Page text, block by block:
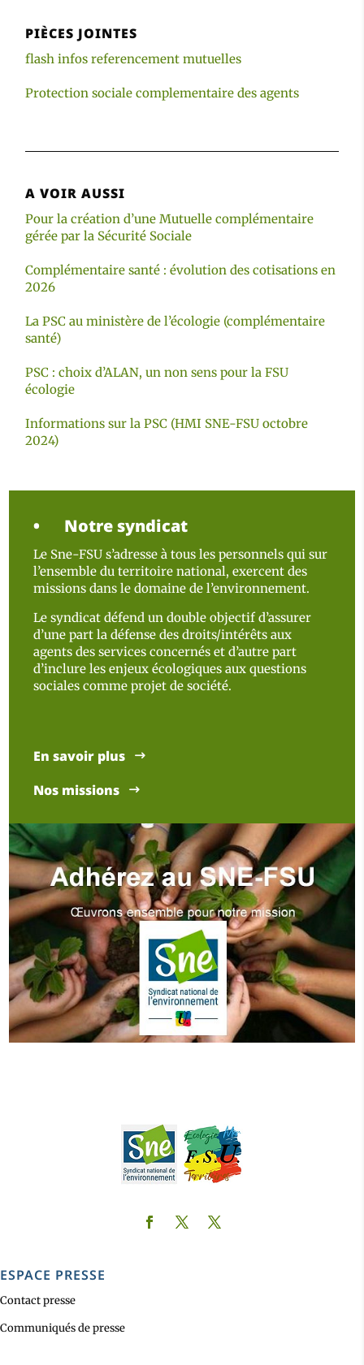
PIÈCES JOINTES
flash infos referencement mutuelles
Protection sociale complementaire des agents
A VOIR AUSSI
Pour la création d’une Mutuelle complémentaire
gérée par la Sécurité Sociale
Complémentaire santé : évolution des cotisations en
2026
La PSC au ministère de l’écologie (complémentaire
santé)
PSC : choix d’ALAN, un non sens pour la FSU
écologie
Informations sur la PSC (HMI SNE-FSU octobre
2024)
Notre syndicat
Le Sne-FSU s’adresse à tous les personnels qui sur
l’ensemble du territoire national, exercent des
missions dans le domaine de l’environnement.
Le syndicat défend un double objectif d’assurer
d’une part la défense des droits/intérêts aux
agents des services concernés et d’autre part
d’inclure les enjeux écologiques aux questions
sociales comme projet de société.
En savoir plus
Nos missions
ESPACE PRESSE
Contact presse
Communiqués de presse